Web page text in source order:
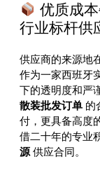
优质成
行业标杆供
供应商的来源地
作为一家西班牙
下的透明度和严
散装批发订单 的
付，更具备高度
借二十年的专业
源 供应合同。